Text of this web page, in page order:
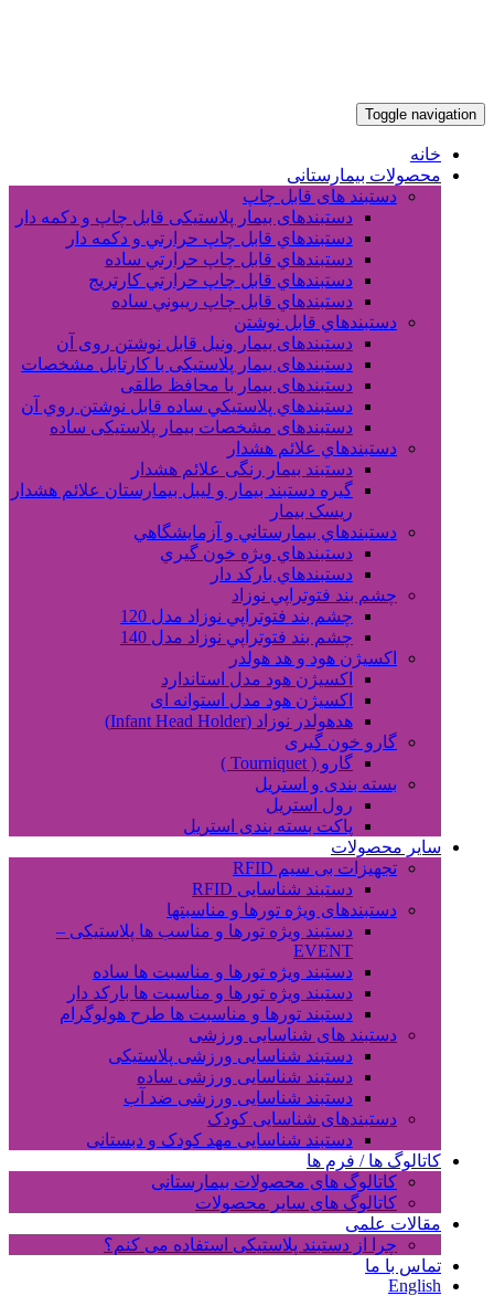
Toggle navigation
خانه
محصولات بیمارستانی
دستبند های قابل چاپ
دستبندهای بیمار پلاستیکی قابل چاپ و دکمه دار
دستبندهاي قابل چاپ حرارتي و دکمه دار
دستبندهاي قابل چاپ حرارتي ساده
دستبندهاي قابل چاپ حرارتي کارتريج
دستبندهاي قابل چاپ ريبوني ساده
دستبندهاي قابل نوشتن
دستبندهای بیمار ونیل قابل نوشتن روی آن
دستبندهای بیمار پلاستیکی با کارتابل مشخصات
دستبندهای بیمار با محافظ طلقی
دستبندهاي پلاستيکي ساده قابل نوشتن روي آن
دستبندهای مشخصات بیمار پلاستیکی ساده
دستبندهاي علائم هشدار
دستبند بیمار رنگی علائم هشدار
گیره دستبند بیمار و لیبل بیمارستان علائم هشدار
ریسک بیمار
دستبندهاي بيمارستاني و آزمايشگاهي
دستبندهاي ويژه خون گيري
دستبندهاي بارکد دار
چشم بند فتوتراپي نوزاد
چشم بند فتوتراپي نوزاد مدل 120
چشم بند فتوتراپي نوزاد مدل 140
اکسیژن هود و هد هولدر
اکسیژن هود مدل استاندارد
اکسیژن هود مدل استوانه ای
هدهولدر نوزاد (Infant Head Holder)
گارو خون گیری
گارو ( Tourniquet )
بسته بندی و استریل
رول استریل
پاکت بسته بندی استریل
سایر محصولات
تجهیزات بی سیم RFID
دستبند شناسایی RFID
دستبندهای ویژه تورها و مناسبتها
دستبند ویژه تورها و مناسب ها پلاستیکی –
EVENT
دستبند ویژه تورها و مناسبت ها ساده
دستبند ویژه تورها و مناسبت ها بارکد دار
دستبند تورها و مناسبت ها طرح هولوگرام
دستبند های شناسایی ورزشی
دستبند شناسایی ورزشی پلاستیکی
دستبند شناسایی ورزشی ساده
دستبند شناسایی ورزشی ضد آب
دستبندهای شناسایی کودک
دستبند شناسایی مهد کودک و دبستانی
کاتالوگ ها / فرم ها
کاتالوگ های محصولات بیمارستانی
کاتالوگ های سایر محصولات
مقالات علمی
چرا از دستبند پلاستیکی استفاده می کنم؟
تماس با ما
English